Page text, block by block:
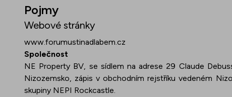
Pojmy
Webové stránky
www.forumustinadlabem.cz
Společnost
NE Property BV, se sídlem na adrese 29 Claude
Nizozemsko, zápis v obchodním rejstříku vedeném
skupiny NEPI Rockcastle.